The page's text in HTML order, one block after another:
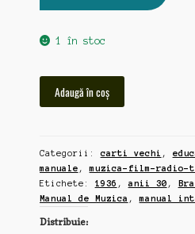
1 în stoc
interbelic,
1936,
Brailoiu,
Croitoru
(zz153)
Adaugă în coș
Categorii:carti vechi ,
manuale ,muzica-film-radio-
Etichete: 1936 ,anii 30 ,
Manual de Muzica ,manual
Distribuie: